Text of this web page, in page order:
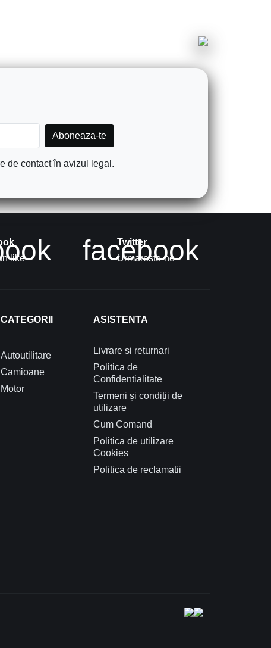
de contact în avizul legal.
like
facebook
Twitter
Urmareste-ne
CATEGORII
Autoutilitare
Camioane
Motor
ASISTENTA
Livrare si returnari
Politica de
Confidentialitate
Termeni și condiții de
utilizare
Cum Comand
Politica de utilizare
Cookies
Politica de reclamatii